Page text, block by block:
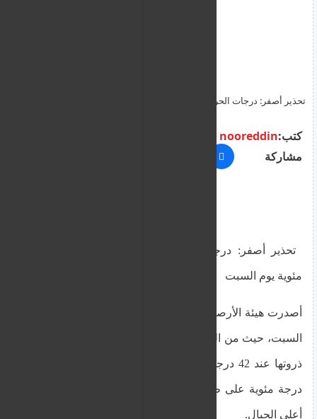
تحذير أصفر: درجات الحرارة ستصل إلى 42 درجة مئوية اليوم السبت
كتب:nooreddin
مشاركة
مئوية يوم السبت
أصدرت هيئة الأرصاد الجوية تحذيرا باللون الأصفر ليوم
السبت، حيث من المتوقع أن تصل درجات الحرارة إلى
أعلى الجبال.